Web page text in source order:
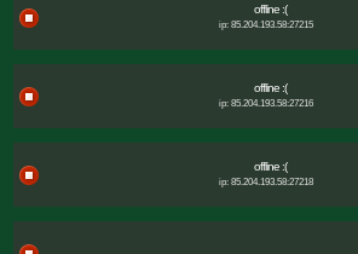
offline :(
ip: 85.204.193.58:27215
offline :(
ip: 85.204.193.58:27216
offline :(
ip: 85.204.193.58:27218